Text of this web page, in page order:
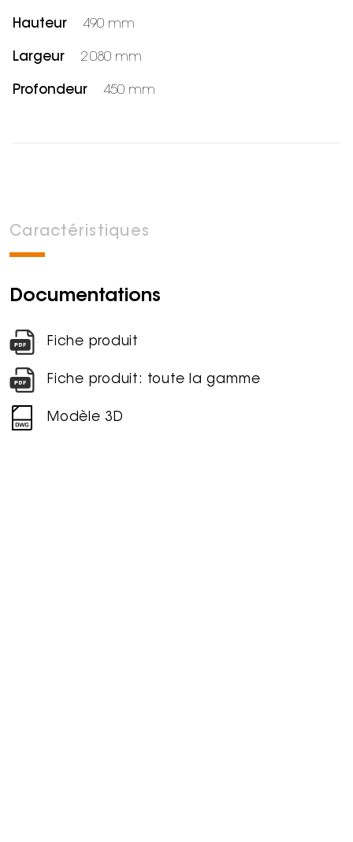
Hauteur 490 mm
Largeur 2 080 mm
Profondeur 450 mm
Caractéristiques
Documentations
Fiche produit
Fiche produit: toute la gamme
Modèle 3D